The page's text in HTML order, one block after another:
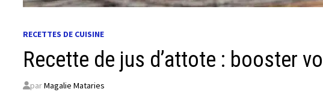
RECETTES DE CUISINE
Recette de jus d’attote : booster
parMagalie Mataries